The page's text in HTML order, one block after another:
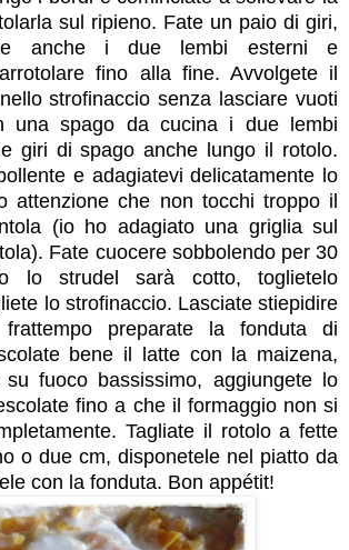
sul ripieno. Fate un paio di giri,
anche i due lembi esterni e
fino alla fine. Avvolgete il
strofinaccio senza lasciare vuoti
una spago da cucina i due lembi
giri di spago anche lungo il rotolo.
e adagiatevi delicatamente lo
attenzione che non tocchi troppo il
(io ho adagiato una griglia sul
Fate cuocere sobbolendo per 30
lo strudel sarà cotto, toglietelo
lo strofinaccio. Lasciate stiepidire
preparate la fonduta di
bene il latte con la maizena,
fuoco bassissimo, aggiungete lo
fino a che il formaggio non si
Tagliate il rotolo a fette
o due cm, disponetele nel piatto da
con la fonduta. Bon appétit!